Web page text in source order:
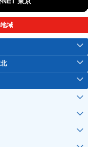
域